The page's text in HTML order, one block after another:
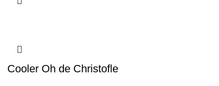
Cooler Oh de Christofle